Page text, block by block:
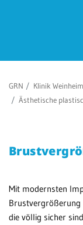
Medizinische
Themenseiten
Patientenportal
Barrierefreiheit
GRN Klinik Weinheim
Ästhetische
Mit modernsten
Brustvergrößerung
die völlig sicher